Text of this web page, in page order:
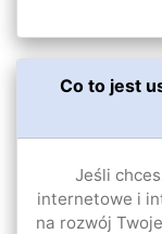
Co to jest
Jeśli
internetowe i
na rozwój